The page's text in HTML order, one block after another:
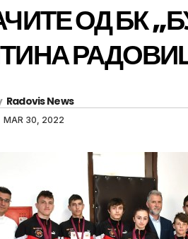
ОД БК
Radovis News
MAR 30, 2022